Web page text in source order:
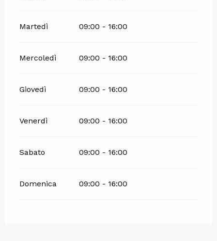
Martedì 09:00 - 16:00
Mercoledì 09:00 - 16:00
Giovedì 09:00 - 16:00
Venerdì 09:00 - 16:00
Sabato 09:00 - 16:00
Domenica 09:00 - 16:00